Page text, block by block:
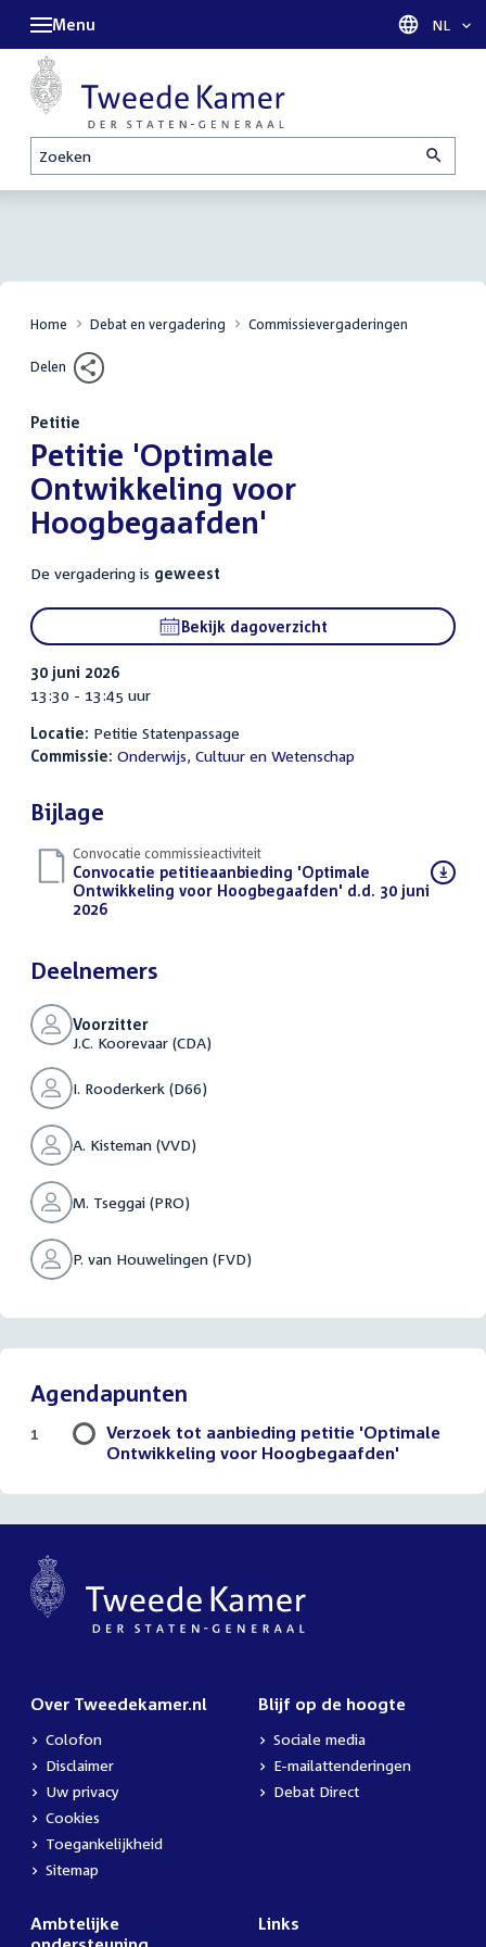
Zoeken
Menu Taal
NL
Home Debat en vergadering Commissievergaderingen
Delen
Petitie
:Petitie 'Optimale
Ontwikkeling voor
Hoogbegaafden'
De vergadering is geweest
Bekijk dagoverzicht
30 juni 2026
13:30 - 13:45 uur
Locatie: Petitie Statenpassage
Commissie: Onderwijs, Cultuur en Wetenschap
Bijlage
Convocatie commissieactiviteit
Download
bestand:
Convocatie petitieaanbieding 'Optimale
Ontwikkeling voor Hoogbegaafden' d.d. 30 juni
2026(PDF)
Deelnemers
Voorzitter
J.C. Koorevaar (CDA)
I. Rooderkerk (D66)
A. Kisteman (VVD)
M. Tseggai (PRO)
P. van Houwelingen (FVD)
Agendapunten
Verzoek tot aanbieding petitie 'Optimale
Ontwikkeling voor Hoogbegaafden'
1
Over Tweedekamer.nl
Colofon
Disclaimer
Uw privacy
Cookies
Toegankelijkheid
Sitemap
Blijf op de hoogte
Sociale media
E-mailattenderingen
Debat Direct
Ambtelijke
Links